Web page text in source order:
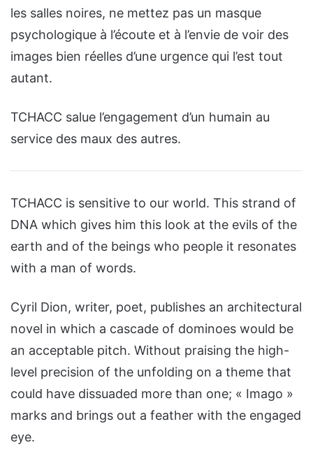
les salles noires, ne mettez pas un masque
psychologique à l’écoute et à l’envie de voir des
images bien réelles d’une urgence qui l’est tout
autant.
TCHACC salue l’engagement d’un humain au
service des maux des autres.
TCHACC is sensitive to our world. This strand of
DNA which gives him this look at the evils of the
earth and of the beings who people it resonates
with a man of words.
Cyril Dion, writer, poet, publishes an architectural
novel in which a cascade of dominoes would be
an acceptable pitch. Without praising the high-
level precision of the unfolding on a theme that
could have dissuaded more than one; « Imago »
marks and brings out a feather with the engaged
eye.